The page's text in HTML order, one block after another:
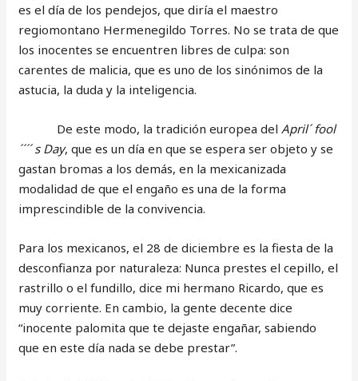
es el día de los pendejos, que diría el maestro
regiomontano Hermenegildo Torres. No se trata de que
los inocentes se encuentren libres de culpa: son
carentes de malicia, que es uno de los sinónimos de la
astucia, la duda y la inteligencia.
De este modo, la tradición europea del April´ fool
´´´´ s Day, que es un día en que se espera ser objeto y se
gastan bromas a los demás, en la mexicanizada
modalidad de que el engaño es una de la forma
imprescindible de la convivencia.
Para los mexicanos, el 28 de diciembre es la fiesta de la
desconfianza por naturaleza: Nunca prestes el cepillo, el
rastrillo o el fundillo, dice mi hermano Ricardo, que es
muy corriente. En cambio, la gente decente dice
“inocente palomita que te dejaste engañar, sabiendo
que en este día nada se debe prestar”.